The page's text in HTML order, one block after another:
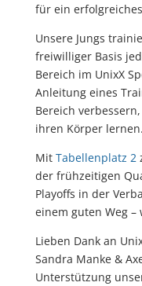
für ein
Unsere Jungs
freiwilliger Basis
Bereich im UnixX
Anleitung eines
Bereich
ihren Körper lernen.
Mit Tabellenplatz 2
der frühzeitigen
Playoffs in der
einem guten Weg –
Lieben Dank an
Sandra Manke &
Unterstützung